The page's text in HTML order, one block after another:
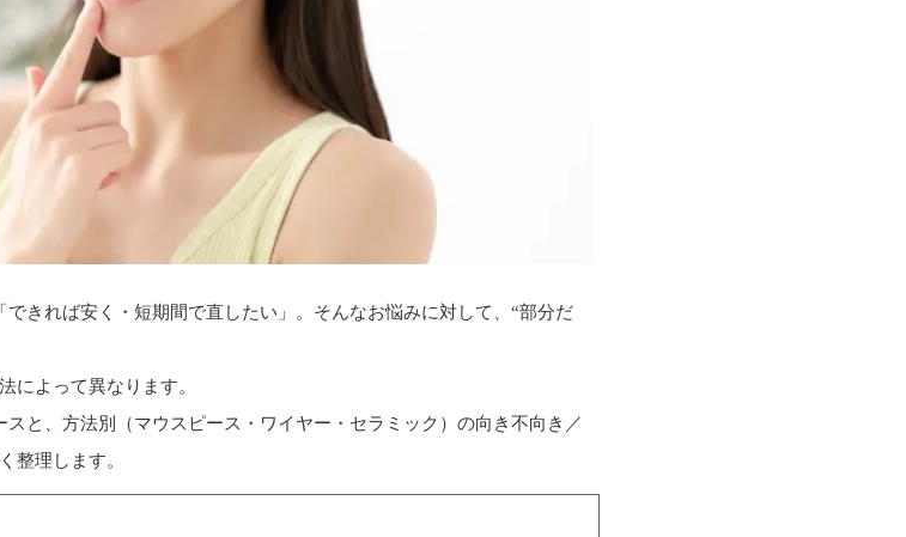
できれば安く・短期間で直したい」。そんなお悩みに対して、“部分だ
によって異なります。
と、方法別（マウスピース・ワイヤー・セラミック）の向き不向き／
整理します。